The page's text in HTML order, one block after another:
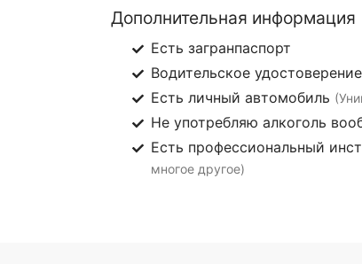
Дополнительная информация
Есть загранпаспорт
Водительское удостоверение
Есть личный автомобиль
Не употребляю алкоголь
Есть профессиональный
многое другое)